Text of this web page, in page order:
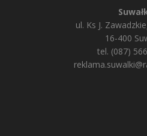
ul. Ks J.
16-400
tel. (087)